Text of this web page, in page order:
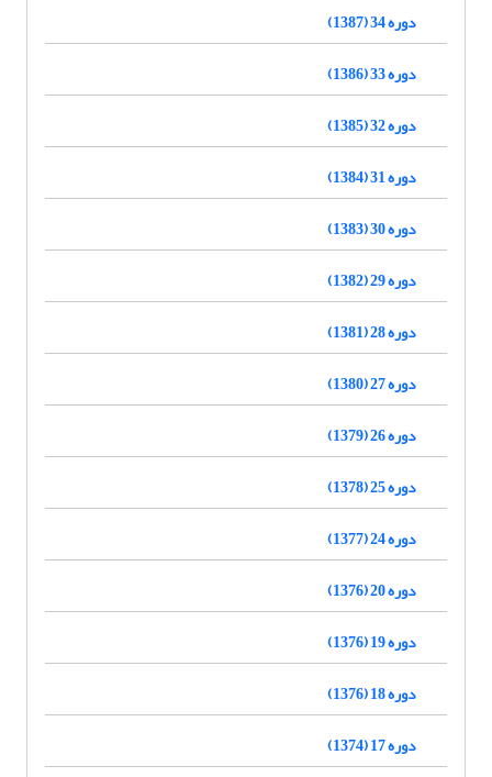
دوره 34 (1387)
دوره 33 (1386)
دوره 32 (1385)
دوره 31 (1384)
دوره 30 (1383)
دوره 29 (1382)
دوره 28 (1381)
دوره 27 (1380)
دوره 26 (1379)
دوره 25 (1378)
دوره 24 (1377)
دوره 20 (1376)
دوره 19 (1376)
دوره 18 (1376)
دوره 17 (1374)